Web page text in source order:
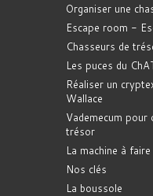
Organiser une
Escape room -
Chasseurs de
Les puces du
Réaliser un
Wallace
Vademecum pour
trésor
La machine à
Nos clés
La boussole